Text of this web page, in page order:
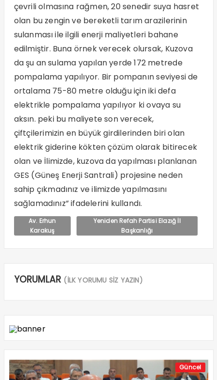
çevrili olmasına rağmen, 20 senedir suya hasret
olan bu zengin ve bereketli tarım arazilerinin
sulanması ile ilgili enerji maliyetleri bahane
edilmiştir. Buna örnek verecek olursak, Kuzova
da şu an sulama yapılan yerde 172 metrede
pompalama yapılıyor. Bir pompanın seviyesi de
ortalama 75-80 metre olduğu için iki defa
elektrikle pompalama yapılıyor ki ovaya su
aksın. peki bu maliyete son verecek,
çiftçilerimizin en büyük girdilerinden biri olan
elektrik giderine kökten çözüm olarak bitirecek
olan ve İlimizde, kuzova da yapılması planlanan
GES (Güneş Enerji Santrali) projesine neden
sahip çıkmadınız ve ilimizde yapılmasını
sağlamadınız” ifadelerini kullandı.
Av. Erhun
Karakuş
Yeniden Refah Partisi Elazığ İl
Başkanlığı
YORUMLAR (İLK YORUMU SİZ YAZIN)
Güncel